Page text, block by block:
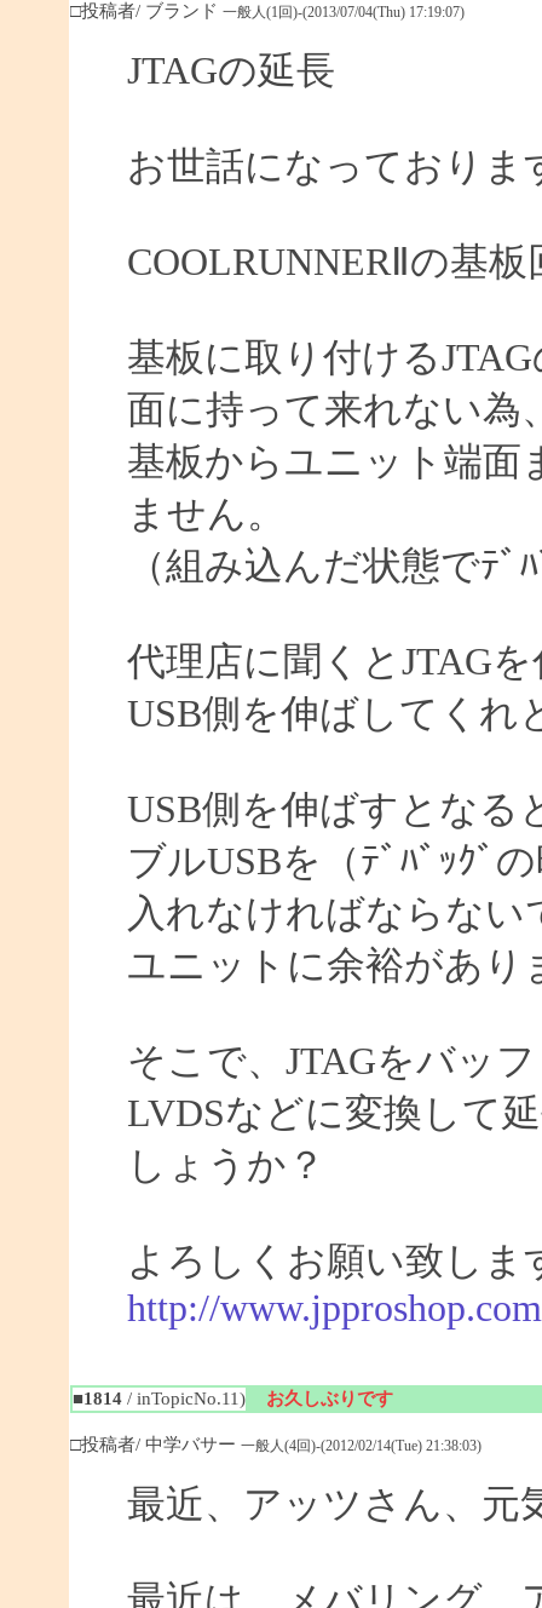
□投稿者/ ブランド 一般人(1回)-(2013/07/04(Thu) 17:19:07)
JTAGの延長
お世話になっておりま
COOLRUNNERⅡの基
基板に取り付ける
面に持って来れない為
基板からユニット端面
ません。
（組み込んだ状態でﾃﾞ
代理店に聞くとJTAG
USB側を伸ばしてくれ
USB側を伸ばすとなる
ブルUSBを（ﾃﾞﾊﾞｯｸﾞ
入れなければならない
ユニットに余裕があり
そこで、JTAGをバッ
LVDSなどに変換して
しょうか？
よろしくお願い致しま
http://
■1814/ inTopicNo.11) お久しぶりです
□投稿者/ 中学バサー 一般人(4回)-(2012/02/14(Tue) 21:38:03)
最近、アッツさん、元